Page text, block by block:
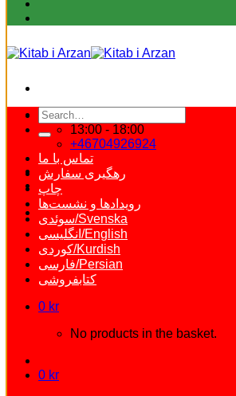
13:00 - 18:00
+46704926924
Search
for:
تماس با ما
رهگیری سفارش
چاپ
رویدادها و نشست‌ها
سوئدی/Svenska
انگلیسی/English
کوردی/Kurdish
فارسی/Persian
کتابفروشی
0 kr
No products in the basket.
0 kr